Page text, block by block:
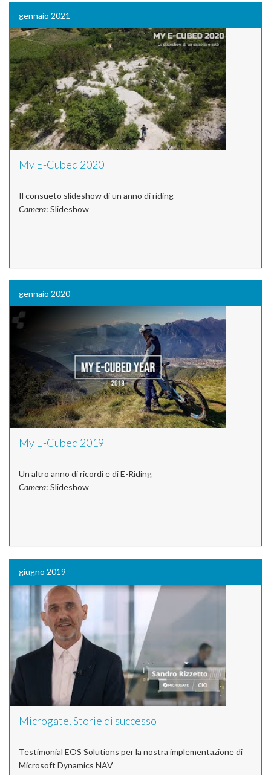
gennaio 2021
My E-Cubed 2020
Il consueto slideshow di un anno di riding
Camera: Slideshow
gennaio 2020
My E-Cubed 2019
Un altro anno di ricordi e di E-Riding
Camera: Slideshow
giugno 2019
Microgate, Storie di successo
Testimonial EOS Solutions per la nostra implementazione di
Microsoft Dynamics NAV